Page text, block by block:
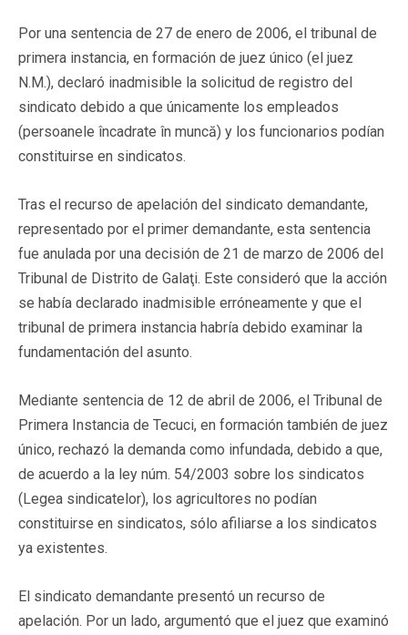
Por una sentencia de 27 de enero de 2006, el tribunal de
primera instancia, en formación de juez único (el juez
N.M.), declaró inadmisible la solicitud de registro del
sindicato debido a que únicamente los empleados
(persoanele încadrate în muncă) y los funcionarios podían
constituirse en sindicatos.
Tras el recurso de apelación del sindicato demandante,
representado por el primer demandante, esta sentencia
fue anulada por una decisión de 21 de marzo de 2006 del
Tribunal de Distrito de Galaţi. Este consideró que la acción
se había declarado inadmisible erróneamente y que el
tribunal de primera instancia habría debido examinar la
fundamentación del asunto.
Mediante sentencia de 12 de abril de 2006, el Tribunal de
Primera Instancia de Tecuci, en formación también de juez
único, rechazó la demanda como infundada, debido a que,
de acuerdo a la ley núm. 54/2003 sobre los sindicatos
(Legea sindicatelor), los agricultores no podían
constituirse en sindicatos, sólo afiliarse a los sindicatos
ya existentes.
El sindicato demandante presentó un recurso de
apelación. Por un lado, argumentó que el juez que examinó